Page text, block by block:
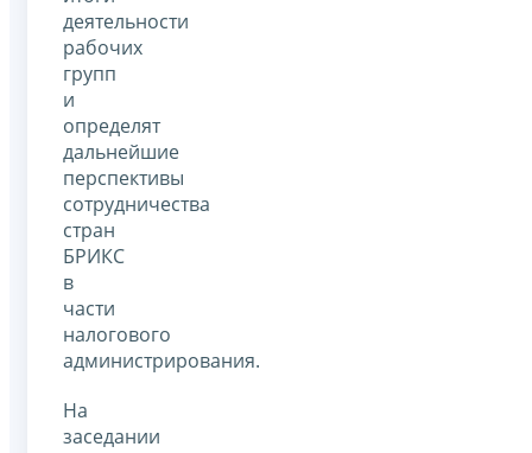
деятельности
рабочих
групп
и
определят
дальнейшие
перспективы
сотрудничества
стран
БРИКС
в
части
налогового
администрирования.
На
заседании